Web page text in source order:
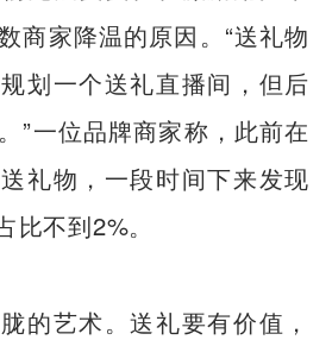
商家降温的原因。“送礼物
划一个送礼直播间，但后
”一位品牌商家称，此前在
礼物，一段时间下来发现
比不到2%。
的艺术。送礼要有价值，